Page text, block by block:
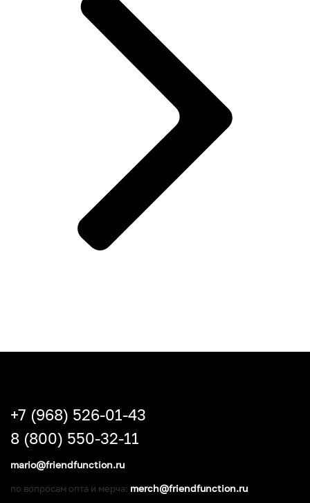
+7 (968) 526-01-43
8 (800) 550-32-11
mario@friendfunction.ru
по вопросам опта и мерча: merch@friendfunction.ru